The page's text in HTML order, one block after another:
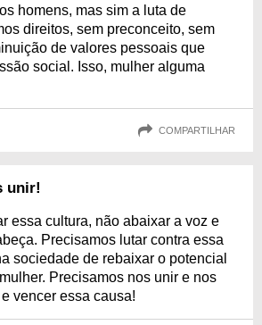
homens, mas sim a luta de
direitos, sem preconceito, sem
de valores pessoais que
social. Isso, mulher alguma
COMPARTILHAR
unir!
essa cultura, não abaixar a voz e
Precisamos lutar contra essa
sociedade de rebaixar o potencial
Precisamos nos unir e nos
vencer essa causa!